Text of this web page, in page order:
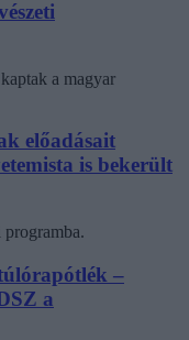
a magyar
előadásait
is bekerült
–
a